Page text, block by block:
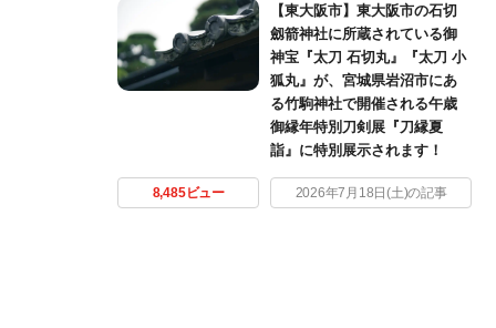
【東大阪市】東大阪市の石切
劔箭神社に所蔵されている御
神宝『太刀 石切丸』『太刀 小
狐丸』が、宮城県岩沼市にあ
る竹駒神社で開催される午歳
御縁年特別刀剣展『刀縁夏
詣』に特別展示されます！
8,485ビュー 2026年7月18日(土)の記事